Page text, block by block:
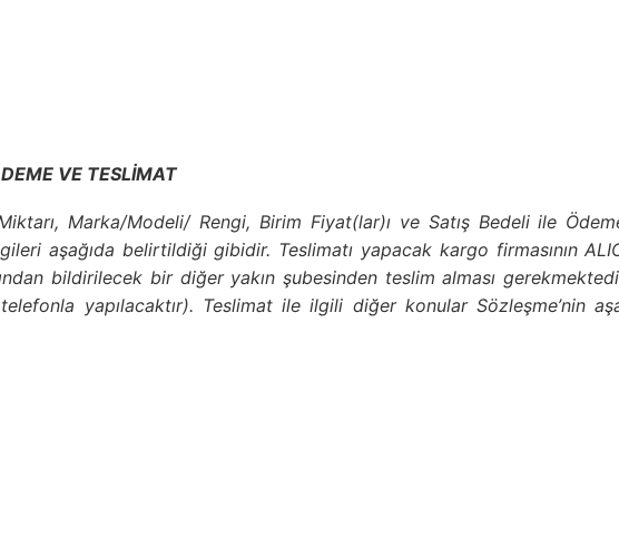
VE TESLİMAT
Marka/Modeli/ Rengi, Birim Fiyat(lar)ı ve Satış Bedeli ile
aşağıda belirtildiği gibidir. Teslimatı yapacak kargo firmasının
bildirilecek bir diğer yakın şubesinden teslim alması
yapılacaktır). Teslimat ile ilgili diğer konular Sözleşme’nin